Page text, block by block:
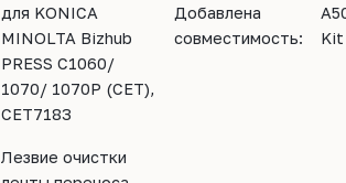
для KONICA
MINOLTA Bizhub
PRESS C1060/
1070/ 1070P (CET),
CET7183
Добавлена
совместимость:
Kit
Лезвие очистки